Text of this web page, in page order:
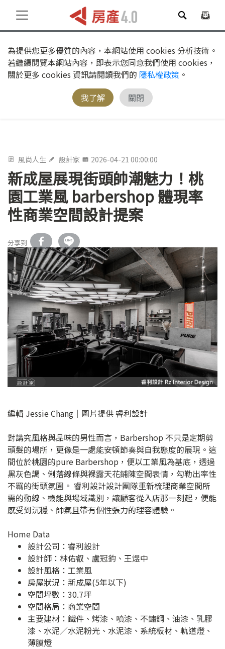
為提供您更多優質的內容，本網站使用 cookies 分析技術。
若繼續閱覽本網站內容，即表示您同意我們使用 cookies，
關於更多 cookies 資訊請閱讀我們的 隱私權政策 。
我了解
關閉
風尚人生 設計家 2026-04-21 00:00:00
新成屋展現街頭帥潮魅力！桃
園工業風 barbershop 體現率
性商業空間設計提案
分享到
編輯 Jessie Chang｜圖片提供 睿利設計
對講究風格與品味的男性而言，Barbershop 不只是定期剪
頭髮的場所，更像是一處能安頓節奏與自我態度的展現。這
間位於桃園的pure Barbershop，便以工業風為基底，透過
黑灰色調、俐落線條與裸露天花鋪陳空間表情，勾勒出率性
不羈的街頭氛圍。 睿利設計設計團隊重新梳理商業空間所
需的動線、機能與場域識別，讓顧客從入店那一刻起，便能
感受到沉穩、帥氣且帶有個性張力的理容體驗。
Home Data
設計公司： 睿利設計
設計師：林佑叡、盧冠鈞、王煜中
設計風格：工業風
房屋狀況：新成屋(5年以下)
空間坪數：30.7坪
空間格局：商業空間
主要建材：鐵件、烤漆、噴漆、不鏽鋼、油漆、乳膠
漆、水泥／水泥粉光、水泥漆、系統板材、軌道燈、
薄膜燈